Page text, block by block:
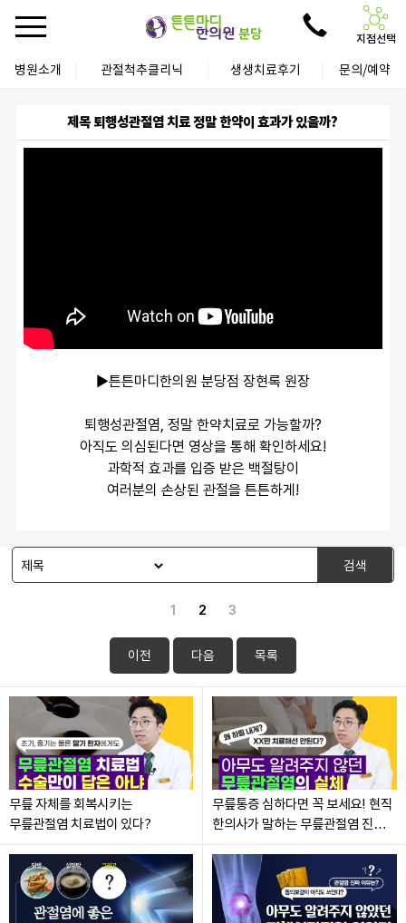
지점선택
병원소개 관절척추클리닉 생생치료후기 문의/예약
제목 퇴행성관절염 치료 정말 한약이 효과가 있을까?
▶튼튼마디한의원 분당점 장현록 원장
퇴행성관절염, 정말 한약치료로 가능할까?
아직도 의심된다면 영상을 통해 확인하세요!
과학적 효과를 입증 받은 백절탕이
여러분의 손상된 관절을 튼튼하게!
검색
1 2 3
이전 다음 목록
무릎 자체를 회복시키는
무릎관절염 치료법이 있다?
무릎통증 심하다면 꼭 보세요! 현직
한의사가 말하는 무릎관절염 진짜